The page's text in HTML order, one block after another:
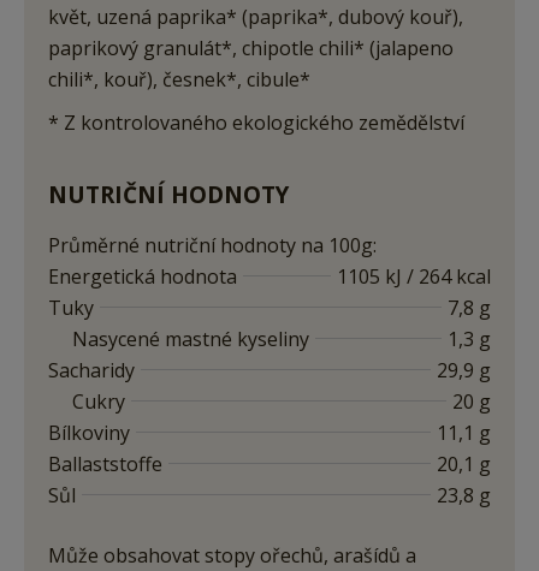
květ, uzená paprika* (paprika*, dubový kouř),
paprikový granulát*, chipotle chili* (jalapeno
chili*, kouř), česnek*, cibule*
* Z kontrolovaného ekologického zemědělství
NUTRIČNÍ HODNOTY
Průměrné nutriční hodnoty na 100g:
Energetická hodnota
1105 kJ / 264 kcal
Tuky
7,8 g
Nasycené mastné kyseliny
1,3 g
Sacharidy
29,9 g
Cukry
20 g
Bílkoviny
11,1 g
Ballaststoffe
20,1 g
Sůl
23,8 g
Může obsahovat stopy ořechů, arašídů a